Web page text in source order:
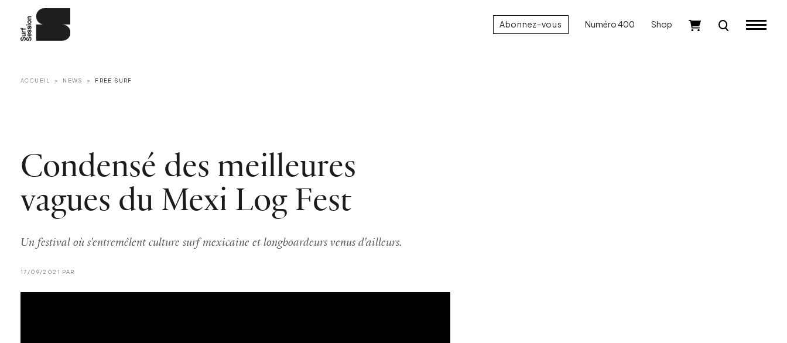
Abonnez-vous Numéro 400 Shop
ACCUEIL NEWS FREE SURF
Condensé des meilleures
vagues du Mexi Log Fest
Un festival où s'entremêlent culture surf mexicaine et longboardeurs venus d'ailleurs.
17/09/2021 PAR